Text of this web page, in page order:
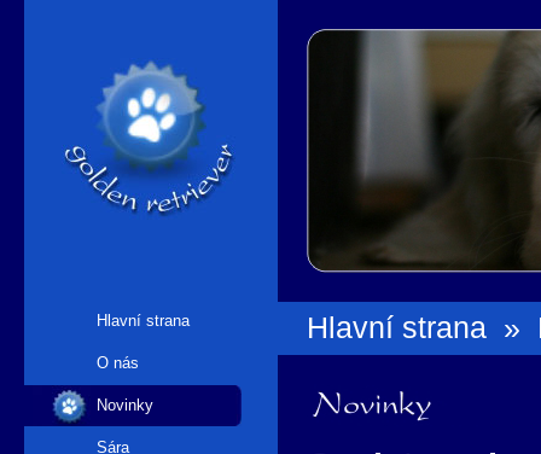
Hlavní strana
O nás
Novinky
Sára
Hlavní strana »
Novinky